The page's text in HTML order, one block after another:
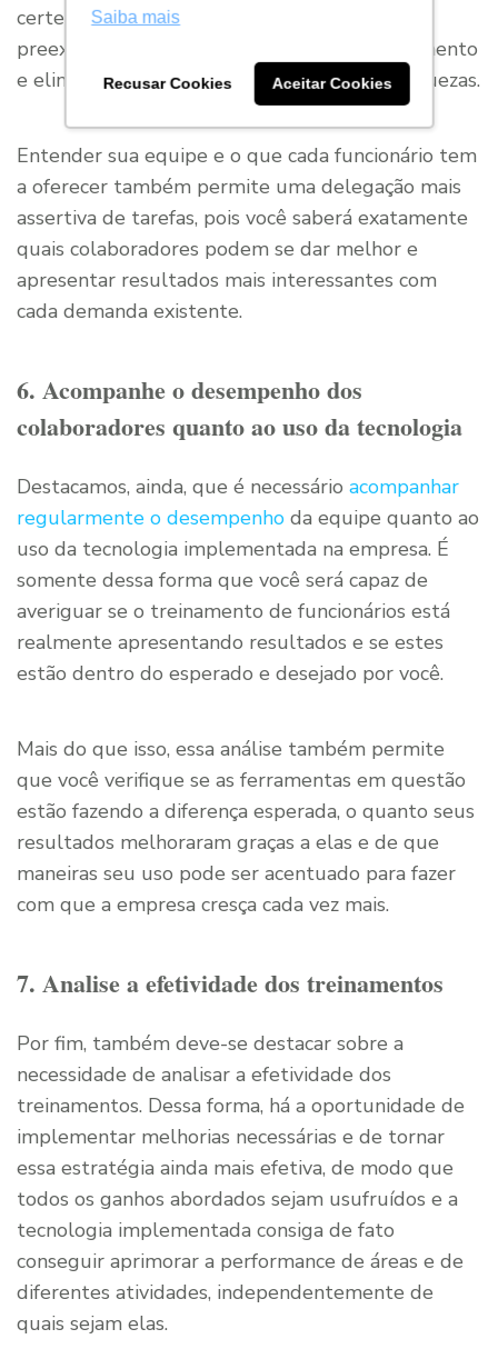
Saiba mais
Recusar Cookies Aceitar Cookies
certeira em prol de otimizar habilidades
preexistentes, preencher lacunas de conhecimento
e eliminar — ou, pelo menos, suavizar — fraquezas.
Entender sua equipe e o que cada funcionário tem
a oferecer também permite uma delegação mais
assertiva de tarefas, pois você saberá exatamente
quais colaboradores podem se dar melhor e
apresentar resultados mais interessantes com
cada demanda existente.
6. Acompanhe o desempenho dos
colaboradores quanto ao uso da tecnologia
Destacamos, ainda, que é necessário acompanhar
regularmente o desempenho da equipe quanto ao
uso da tecnologia implementada na empresa. É
somente dessa forma que você será capaz de
averiguar se o treinamento de funcionários está
realmente apresentando resultados e se estes
estão dentro do esperado e desejado por você.
Mais do que isso, essa análise também permite
que você verifique se as ferramentas em questão
estão fazendo a diferença esperada, o quanto seus
resultados melhoraram graças a elas e de que
maneiras seu uso pode ser acentuado para fazer
com que a empresa cresça cada vez mais.
7. Analise a efetividade dos treinamentos
Por fim, também deve-se destacar sobre a
necessidade de analisar a efetividade dos
treinamentos. Dessa forma, há a oportunidade de
implementar melhorias necessárias e de tornar
essa estratégia ainda mais efetiva, de modo que
todos os ganhos abordados sejam usufruídos e a
tecnologia implementada consiga de fato
conseguir aprimorar a performance de áreas e de
diferentes atividades, independentemente de
quais sejam elas.